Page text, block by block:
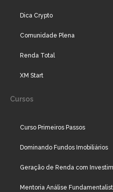
Dica Crypto
Comunidade Plena
Renda Total
XM Start
Cursos
Curso Primeiros Passos
Dominando Fundos Imobiliários
Geração de Renda com
Mentoria Análise